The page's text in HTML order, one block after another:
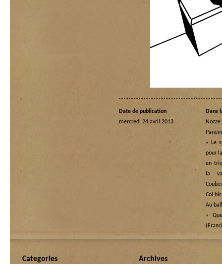
Date de publication
mercredi 24 avril 2013
Dans
« Le
pour
en
la
Col
Au
«
Categories Archives